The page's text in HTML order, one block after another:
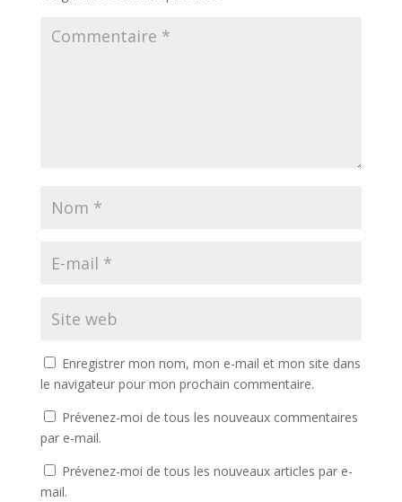
Enregistrer mon nom, mon e-mail et mon site dans
le navigateur pour mon prochain commentaire.
Prévenez-moi de tous les nouveaux commentaires
par e-mail.
Prévenez-moi de tous les nouveaux articles par e-
mail.